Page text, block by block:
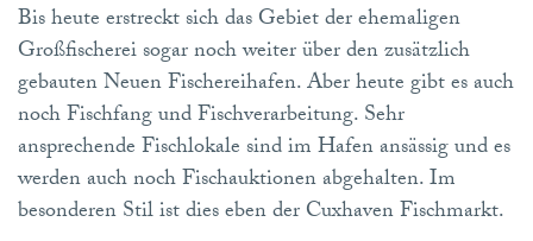
Bis heute erstreckt sich das Gebiet der ehemaligen
Großfischerei sogar noch weiter über den zusätzlich
gebauten Neuen Fischereihafen. Aber heute gibt es auch
noch Fischfang und Fischverarbeitung. Sehr
ansprechende Fischlokale sind im Hafen ansässig und es
werden auch noch Fischauktionen abgehalten. Im
besonderen Stil ist dies eben der Cuxhaven Fischmarkt.